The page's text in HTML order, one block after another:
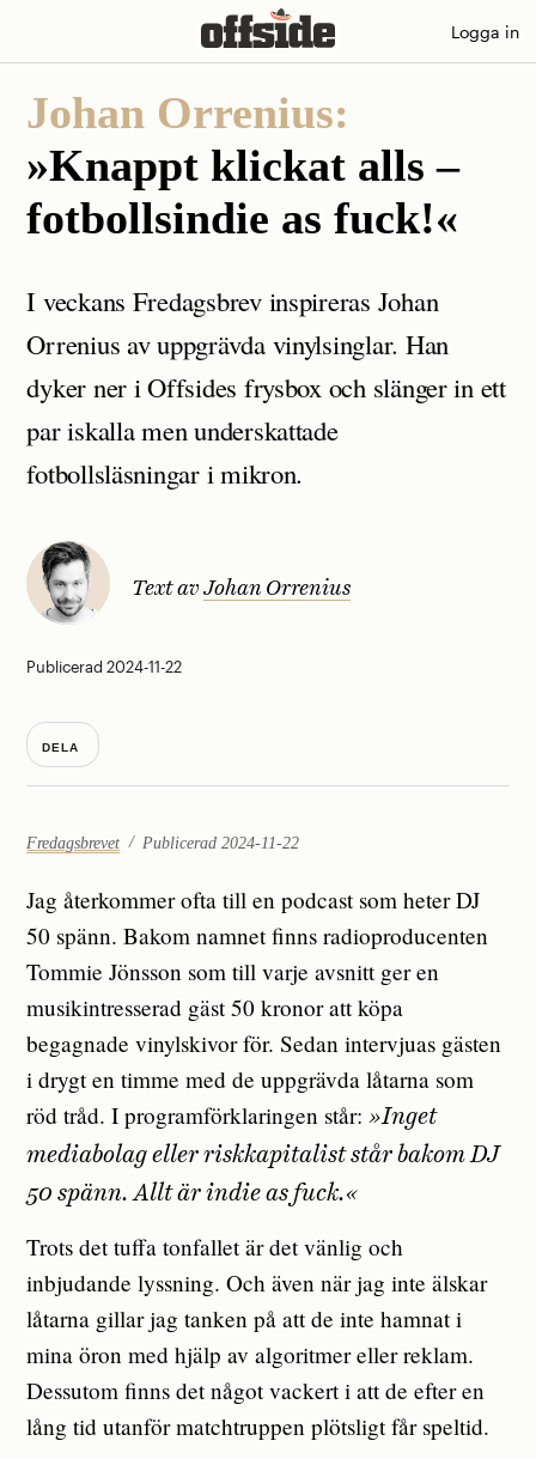
Logga in
Johan Orrenius:
»Knappt klickat alls –
fotbollsindie as fuck!«
Fredagsbrevet Publicerad 2024-11-22
I veckans Fredagsbrev inspireras Johan
Orrenius av uppgrävda vinylsinglar. Han
dyker ner i Offsides frysbox och slänger in ett
par iskalla men underskattade
fotbollsläsningar i mikron.
Text avJohan Orrenius
Publicerad 2024-11-22
DELA
Jag återkommer ofta till en podcast som heter DJ
50 spänn. Bakom namnet finns radioproducenten
Tommie Jönsson som till varje avsnitt ger en
musikintresserad gäst 50 kronor att köpa
begagnade vinylskivor för. Sedan intervjuas gästen
i drygt en timme med de uppgrävda låtarna som
röd tråd. I programförklaringen står:»Inget
mediabolag eller riskkapitalist står bakom DJ
50 spänn. Allt är indie as fuck.«
Trots det tuffa tonfallet är det vänlig och
inbjudande lyssning. Och även när jag inte älskar
låtarna gillar jag tanken på att de inte hamnat i
mina öron med hjälp av algoritmer eller reklam.
Dessutom finns det något vackert i att de efter en
lång tid utanför matchtruppen plötsligt får speltid.